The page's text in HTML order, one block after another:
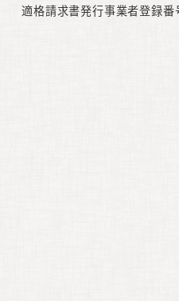
適格請求書発行事業者登録